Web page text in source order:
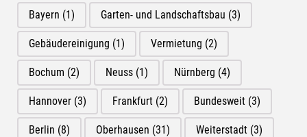
Bayern (1) Garten- und Landschaftsbau (3)
Gebäudereinigung (1) Vermietung (2)
Bochum (2) Neuss (1) Nürnberg (4)
Hannover (3) Frankfurt (2) Bundesweit (3)
Berlin (8) Oberhausen (31) Weiterstadt (3)